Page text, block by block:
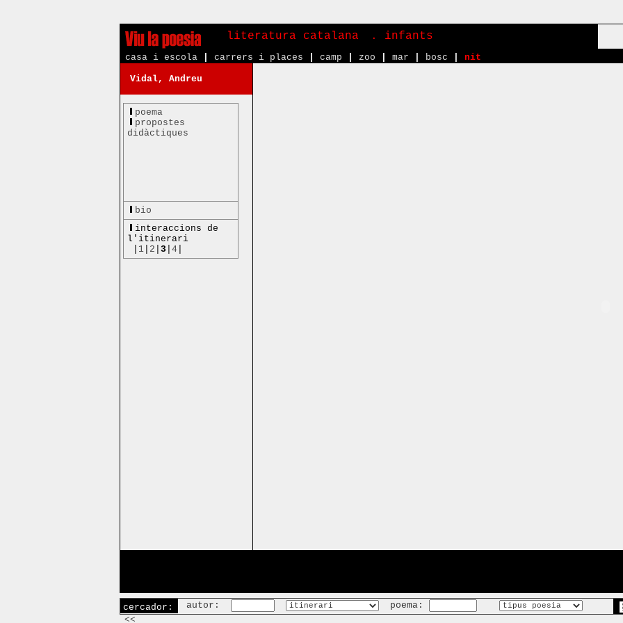
literatura catalana . infants
casa i escola
carrers i places camp zoo mar bosc nit
Vidal, Andreu
poema
propostes
didàctiques
bio
interaccions de
l'itinerari
1 2 3 4
cercador: autor: poema:
<<